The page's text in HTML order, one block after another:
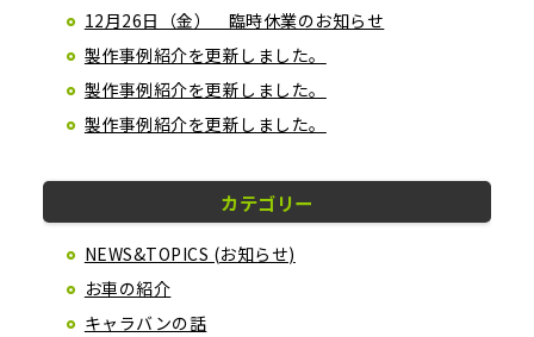
12月26日（金） 臨時休業のお知らせ
製作事例紹介を更新しました。
製作事例紹介を更新しました。
製作事例紹介を更新しました。
カテゴリー
NEWS&TOPICS (お知らせ)
お車の紹介
キャラバンの話